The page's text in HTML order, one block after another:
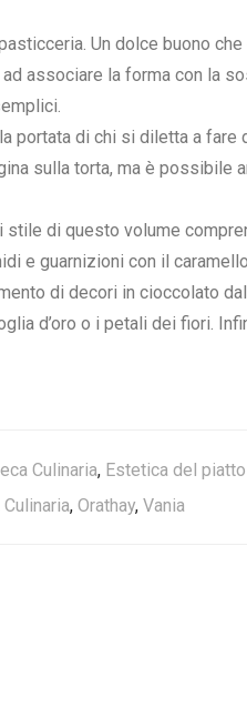
Un dolce buono
associare la forma con la
portata di chi si diletta a fare
sulla torta, ma è possibile
di questo volume
e guarnizioni con il
di decori in cioccolato
d’oro o i petali dei fiori.
Culinaria, Estetica del
, Orathay, Vania